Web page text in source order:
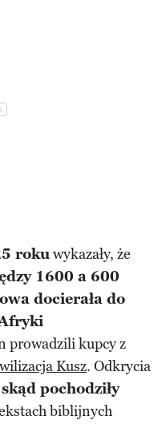
rokuwykazały, że
1600 a 600
docierała do
prowadzili kupcy z
Kusz. Odkrycia
skąd pochodziły
biblijnych